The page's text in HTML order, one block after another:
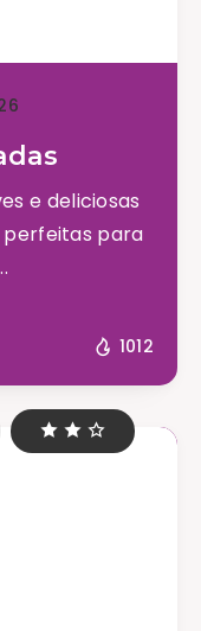
e deliciosas
perfeitas para
1012